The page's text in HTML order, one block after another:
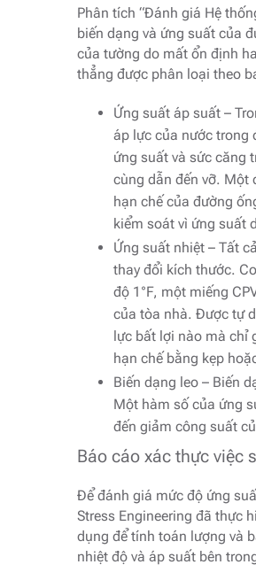
Phân tích “Đánh giá Hệ
biến dạng và ứng suất của
của tường do mất ổn định
thẳng được phân loại theo
Ứng suất áp suất –
áp lực của nước trong
ứng suất và sức căng
cùng dẫn đến vỡ. Một
hạn chế của đường
kiểm soát vì ứng suất
Ứng suất nhiệt – Tất
thay đổi kích thước.
độ 1°F, một miếng
của tòa nhà. Được tự
lực bất lợi nào mà chỉ
hạn chế bằng kẹp
Biến dạng leo – Biến
Một hàm số của ứng
đến giảm công suất
Báo cáo xác thực việc
Để đánh giá mức độ ứng
Stress Engineering đã thực
dụng để tính toán lượng và
nhiệt độ và áp suất bên